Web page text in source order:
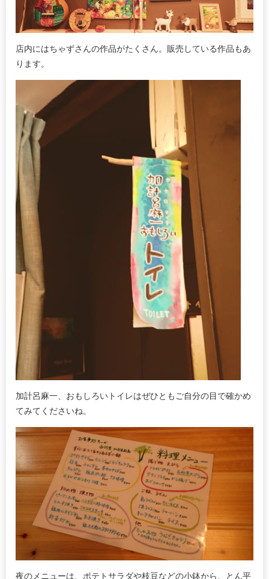
店内にはちゃずさんの作品がたくさん。販売している作品もあ
ります。
加計呂麻一、おもしろいトイレはぜひともご自分の目で確かめ
てみてくださいね。
夜のメニューは、ポテトサラダや枝豆などの小鉢から、とん平